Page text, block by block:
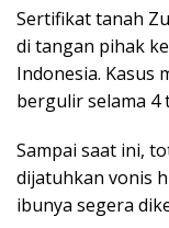
Sertifikat tanah
di tangan pihak
Indonesia. Kasus
bergulir selama 4
Sampai saat ini,
dijatuhkan vonis
ibunya segera